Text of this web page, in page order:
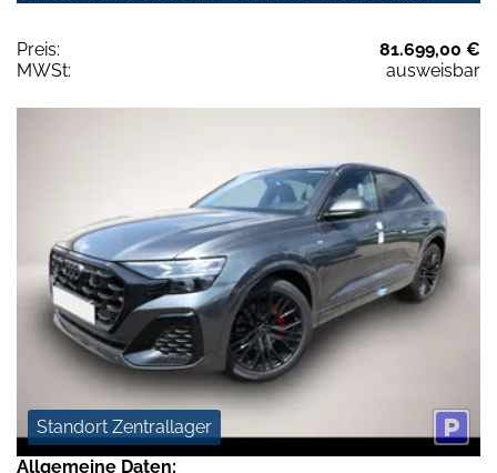
Preis:
81.699,00 €
MWSt:
ausweisbar
Standort Zentrallager
Allgemeine Daten: